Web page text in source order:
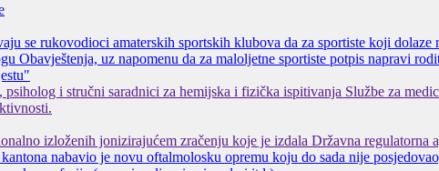
se rukovodioci amaterskih sportskih klubova da za sportiste koji
Obavještenja, uz napomenu da za maloljetne sportiste potpis napravi
i stručni saradnici za hemijska i fizička ispitivanja Službe za
izloženih jonizirajućem zračenju koje je izdala Državna
nabavio je novu oftalmolosku opremu koju do sada nije